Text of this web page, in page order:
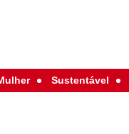
Sustentável